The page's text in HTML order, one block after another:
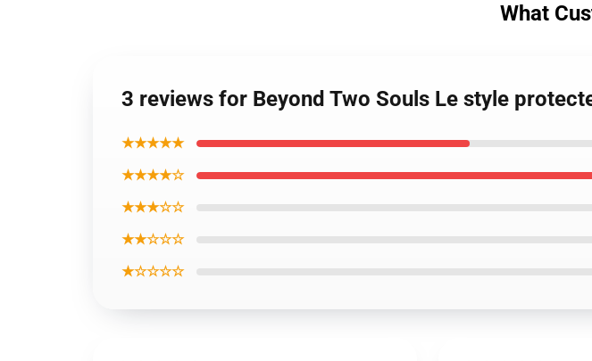
What
3 reviews for Beyond Two Souls Le style
★★★★★
★★★★☆
★★★☆☆
★★☆☆☆
★☆☆☆☆